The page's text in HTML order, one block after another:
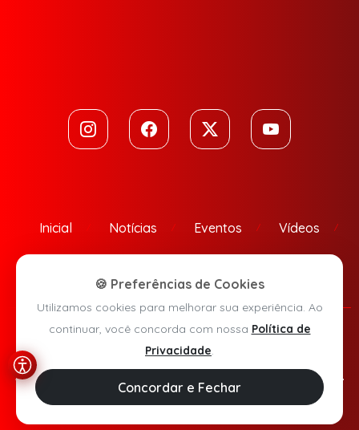
Inicial Notícias Eventos Vídeos
Política de Privacidade
Agora Sudoeste © 2026 - Todos os direitos reservados.
🍪 Preferências de Cookies
Utilizamos cookies para melhorar sua experiência. Ao
continuar, você concorda com nossa Política de
Privacidade.
Concordar e Fechar